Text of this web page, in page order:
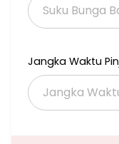
Jangka Waktu